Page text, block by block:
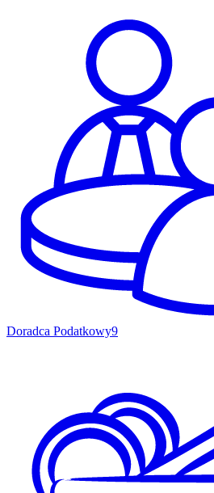
Doradca Podatkowy9